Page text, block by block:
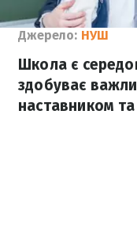
Джерело: НУШ
Школа є
здобуває
наставником